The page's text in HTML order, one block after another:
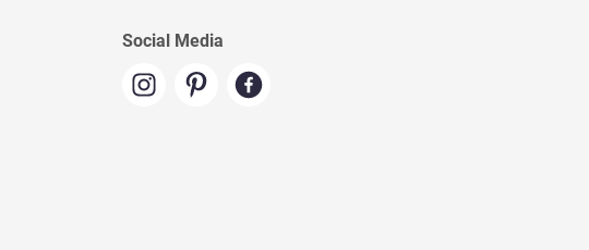
Social Media